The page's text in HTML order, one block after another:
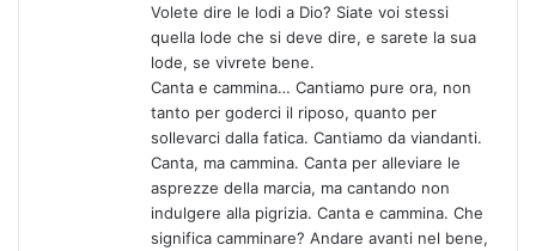
Volete dire le lodi a Dio? Siate voi stessi
quella lode che si deve dire, e sarete la sua
lode, se vivrete bene.
Canta e cammina… Cantiamo pure ora, non
tanto per goderci il riposo, quanto per
sollevarci dalla fatica. Cantiamo da viandanti.
Canta, ma cammina. Canta per alleviare le
asprezze della marcia, ma cantando non
indulgere alla pigrizia. Canta e cammina. Che
significa camminare? Andare avanti nel bene,